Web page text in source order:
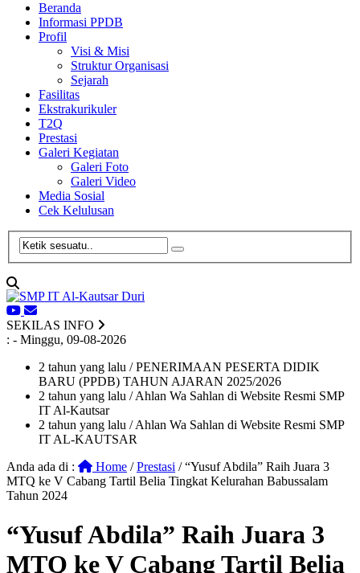
Beranda
Informasi PPDB
Profil
Visi & Misi
Struktur Organisasi
Sejarah
Fasilitas
Ekstrakurikuler
T2Q
Prestasi
Galeri Kegiatan
Galeri Foto
Galeri Video
Media Sosial
Cek Kelulusan
SEKILAS INFO
: - Minggu, 09-08-2026
2 tahun yang lalu / PENERIMAAN PESERTA DIDIK
BARU (PPDB) TAHUN AJARAN 2025/2026
2 tahun yang lalu / Ahlan Wa Sahlan di Website Resmi SMP
IT Al-Kautsar
2 tahun yang lalu / Ahlan Wa Sahlan di Website Resmi SMP
IT AL-KAUTSAR
Anda ada di :
Home /Prestasi /“Yusuf Abdila” Raih Juara 3
MTQ ke V Cabang Tartil Belia Tingkat Kelurahan Babussalam
Tahun 2024
“Yusuf Abdila” Raih Juara 3
MTQ ke V Cabang Tartil Belia